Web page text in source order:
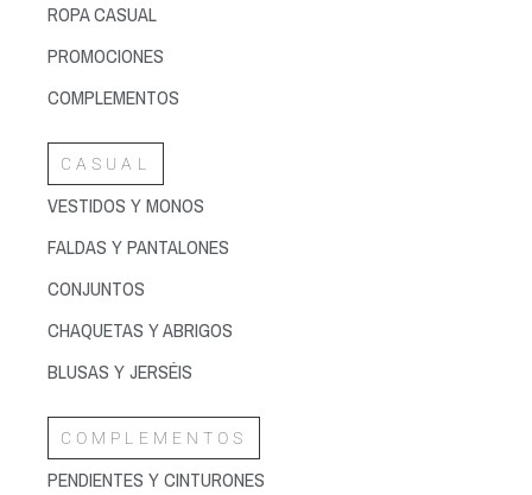
ROPA CASUAL
PROMOCIONES
COMPLEMENTOS
CASUAL
VESTIDOS Y MONOS
FALDAS Y PANTALONES
CONJUNTOS
CHAQUETAS Y ABRIGOS
BLUSAS Y JERSÉIS
COMPLEMENTOS
PENDIENTES Y CINTURONES